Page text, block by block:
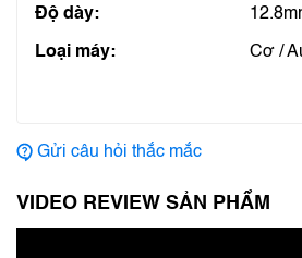
Độ dày:
Loại máy: Cơ /
Gửi câu hỏi thắc mắc
VIDEO REVIEW SẢN PHẨM